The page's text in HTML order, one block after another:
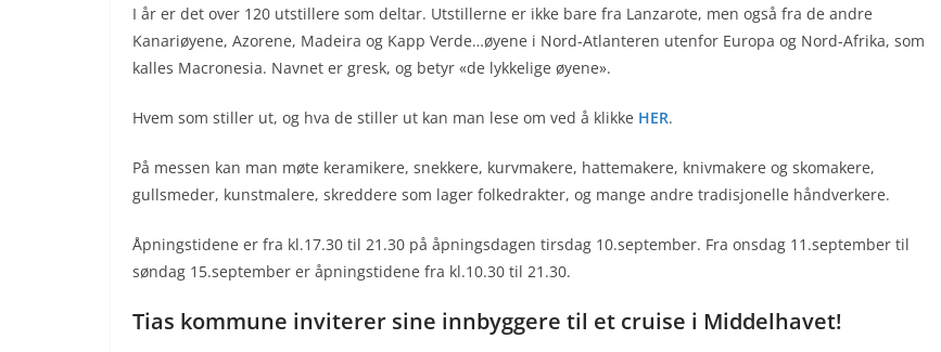
I år er det over 120 utstillere som deltar. Utstillerne er ikke bare fra Lanzarote, men også fra de andre
Kanariøyene, Azorene, Madeira og Kapp Verde…øyene i Nord-Atlanteren utenfor Europa og Nord-Afrika, som
kalles Macronesia. Navnet er gresk, og betyr «de lykkelige øyene».
Hvem som stiller ut, og hva de stiller ut kan man lese om ved å klikke HER.
På messen kan man møte keramikere, snekkere, kurvmakere, hattemakere, knivmakere og skomakere,
gullsmeder, kunstmalere, skreddere som lager folkedrakter, og mange andre tradisjonelle håndverkere.
Åpningstidene er fra kl.17.30 til 21.30 på åpningsdagen tirsdag 10.september. Fra onsdag 11.september til
søndag 15.september er åpningstidene fra kl.10.30 til 21.30.
Tias kommune inviterer sine innbyggere til et cruise i Middelhavet!